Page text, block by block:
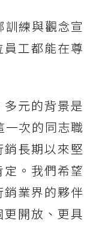
訓練與觀念宣
工都能在尊
元的背景是
一次的同志職
長期以來堅
。我們希望
業界的夥伴
開放、更具